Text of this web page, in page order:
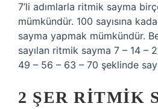
7’li adımlarla ritmik sayma
mümkündür. 100 sayısına
sayma yapmak mümkündür.
sayılan ritmik sayma 7 – 14 –
49 – 56 – 63 – 70 şeklinde
2 ŞER RITMIK